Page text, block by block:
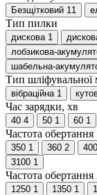
Безщітковий 11
Тип пилки
дискова 1
лобзикова-
шабельна-
Тип
вібраційна 1
Час зарядки, хв
40 4 50 1 60 1
Частота
350 1 360 2 400
3100 1
Частота
1250 1 1350 1